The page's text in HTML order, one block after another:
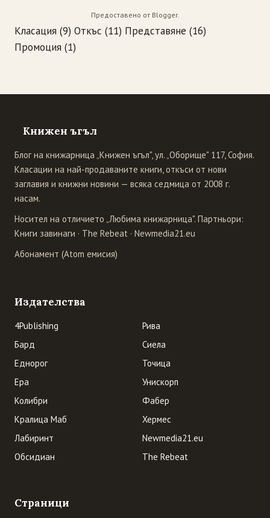
Предоставено от Blogger.
Класация (9) Откъс (11) Представяне (16)
Промоция (1)
Книжен ъгъл
Блог на книжарница „Книжен ъгъл", ул. „Оборище" 117, София.
Класации на най-продаваните книги, откъси от нови
заглавия и книжни новини — всяка седмица от 2008 г.
насам.
Носител на отличието „Любима книжарница". Партньори:
Книги завинаги · The Rebeat · Newmedia21.eu
Абонамент (Atom емисия)
Издателства
4Publishing
Бард
Еднорог
Ера
Колибри
Кралица Маб
Лабиринт
Обсидиан
Рива
Сиела
Точица
Унискорп
Фабер
Хермес
Newmedia21.eu
The Rebeat
Страници